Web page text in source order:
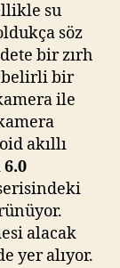
su
söz
bir zırh
belirli bir
ile
akıllı
alacak
yer alıyor.